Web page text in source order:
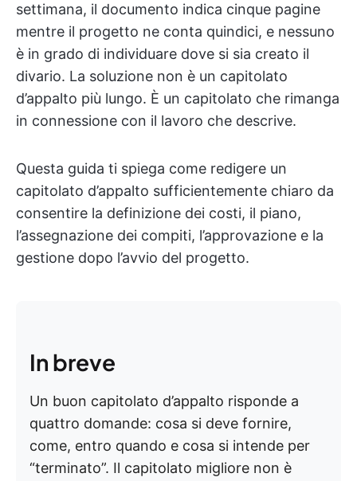
settimana, il documento indica cinque pagine
mentre il progetto ne conta quindici, e nessuno
è in grado di individuare dove si sia creato il
divario. La soluzione non è un capitolato
d’appalto più lungo. È un capitolato che rimanga
in connessione con il lavoro che descrive.
Questa guida ti spiega come redigere un
capitolato d’appalto sufficientemente chiaro da
consentire la definizione dei costi, il piano,
l’assegnazione dei compiti, l’approvazione e la
gestione dopo l’avvio del progetto.
In breve
Un buon capitolato d’appalto risponde a
quattro domande: cosa si deve fornire,
come, entro quando e cosa si intende per
“terminato”. Il capitolato migliore non è